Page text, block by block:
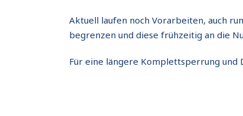
Aktuell laufen noch Vorarbeiten, auch
begrenzen und diese frühzeitig an die
Für eine längere Komplettsperrung und